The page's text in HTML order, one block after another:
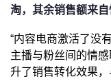
淘，其余销售额来自
“内容电商激活了没
主播与粉丝间的情
升了销售转化效果